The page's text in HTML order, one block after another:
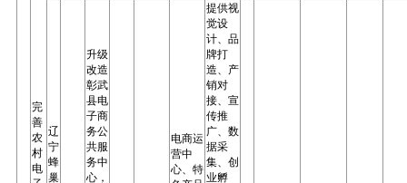
完
善
农
村
电
辽
宁
蜂
巢
升级
改造
彰武
县电
子商
务公
共服
务中
心，
电商运
营中
心、特
提供视
觉设
计、品
牌打
造、产
销对
接、宣
传推
广、数
据采
集、创
业孵